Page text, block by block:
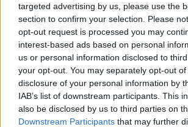
targeted advertising by us, please use the
section to confirm your selection. Please
opt-out request is processed you may
interest-based ads based on personal
us or personal information disclosed to
your opt-out. You may separately opt-out
disclosure of your personal information by
IAB’s list of downstream participants. This
also be disclosed by us to third parties on
Downstream Participants that may further
ΙΣΑ για έξαρση του ιού του
Νείλου στην Αττική: Ζητά
εντατικοποίηση των
κουνουπιών